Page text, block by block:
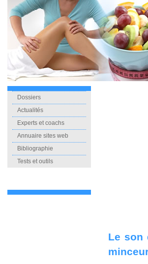
Dossiers
Actualités
Experts et coachs
Annuaire sites web
Bibliographie
Tests et outils
Le son